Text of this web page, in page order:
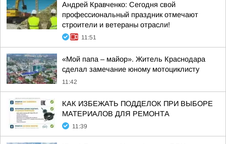
Андрей Кравченко: Сегодня свой
профессиональный праздник отмечают
строители и ветераны отрасли!
11:51
«Мой папа – майор». Житель Краснодара
сделал замечание юному мотоциклисту
11:42
КАК ИЗБЕЖАТЬ ПОДДЕЛОК ПРИ ВЫБОРЕ
МАТЕРИАЛОВ ДЛЯ РЕМОНТА
11:39